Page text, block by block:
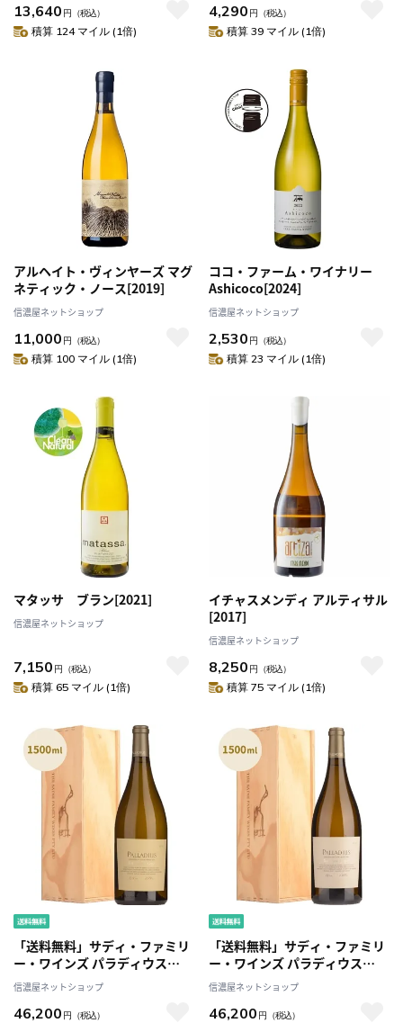
13,640 円 （税込）
積算 124 マイル (1倍)
4,290 円 （税込）
積算 39 マイル (1倍)
アルヘイト・ヴィンヤーズ マグ
ネティック・ノース[2019]
信濃屋ネットショップ
11,000 円 （税込）
積算 100 マイル (1倍)
ココ・ファーム・ワイナリー
Ashicoco[2024]
信濃屋ネットショップ
2,530 円 （税込）
積算 23 マイル (1倍)
マタッサ ブラン[2021]
信濃屋ネットショップ
7,150 円 （税込）
積算 65 マイル (1倍)
イチャスメンディ アルティサル
[2017]
信濃屋ネットショップ
8,250 円 （税込）
積算 75 マイル (1倍)
「送料無料」サディ・ファミリ
ー・ワインズ パラディウス
[2019] 1500ml[マグナムボト
ル]
信濃屋ネットショップ
46,200 円 （税込）
「送料無料」サディ・ファミリ
ー・ワインズ パラディウス
[2020] 1500ml[マグナムボト
ル]
信濃屋ネットショップ
46,200 円 （税込）